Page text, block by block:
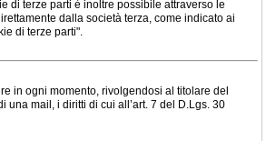
di terze parti è inoltre possibile attraverso le
dalla società terza, come indicato ai
di terze parti".
in ogni momento, rivolgendosi al titolare del
una mail, i diritti di cui all’art. 7 del D.Lgs. 30